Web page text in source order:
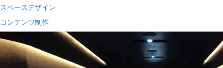
スペースデザイン
コンテンツ制作